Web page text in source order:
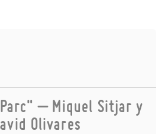
– Miquel Sitjar y
Olivares